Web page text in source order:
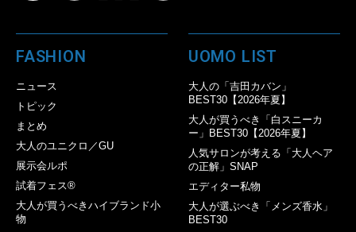
FASHION
ニュース
トピック
まとめ
大人のユニクロ／GU
展示会ルポ
試着フェス®︎
大人が買うべきハイブランド小
物
UOMO LIST
大人の「吉田カバン」
BEST30【2026年夏】
大人が買うべき「白スニーカ
ー」BEST30【2026年夏】
人気サロンが考える「大人ヘア
の正解」SNAP
エディター私物
大人が選ぶべき「メンズ香水」
BEST30